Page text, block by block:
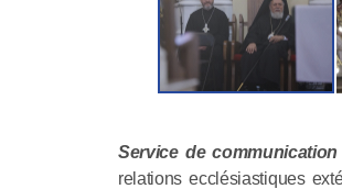
Service de communication
relations ecclésiastiques